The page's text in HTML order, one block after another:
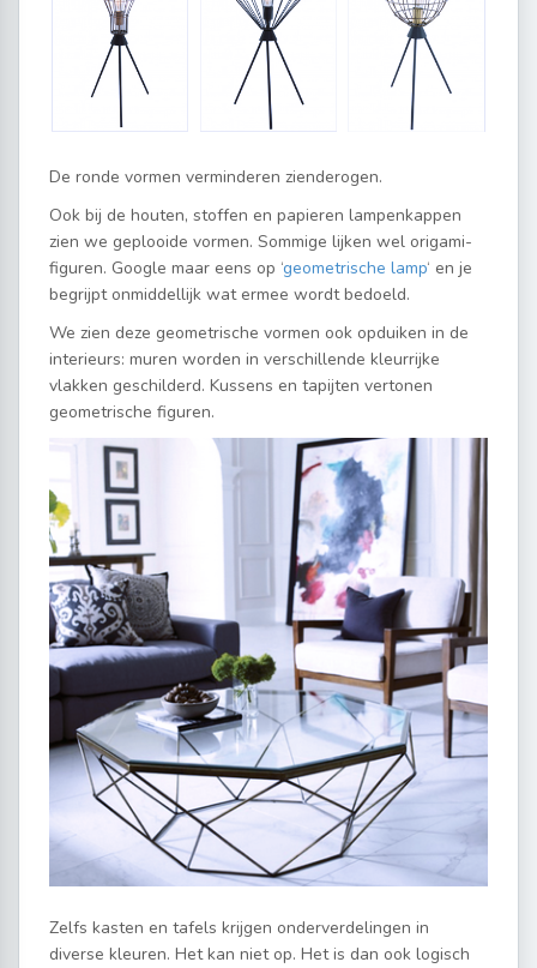
De ronde vormen verminderen zienderogen.
Ook bij de houten, stoffen en papieren lampenkappen
zien we geplooide vormen. Sommige lijken wel origami-
figuren. Google maar eens op ‘geometrische lamp‘ en je
begrijpt onmiddellijk wat ermee wordt bedoeld.
We zien deze geometrische vormen ook opduiken in de
interieurs: muren worden in verschillende kleurrijke
vlakken geschilderd. Kussens en tapijten vertonen
geometrische figuren.
Zelfs kasten en tafels krijgen onderverdelingen in
diverse kleuren. Het kan niet op. Het is dan ook logisch